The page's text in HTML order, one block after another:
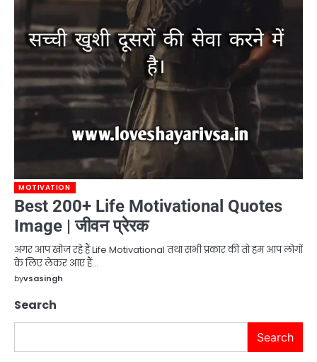
MOTIVATION
Best 200+ Life Motivational Quotes
Image | जीवन प्रेरक
अगर आप खोज रहे हैं Life Motivational तथा सभी प्रकार की तो हम आप लोगों
के लिए लेकर आए हैं…
byvsasingh
Search
Search